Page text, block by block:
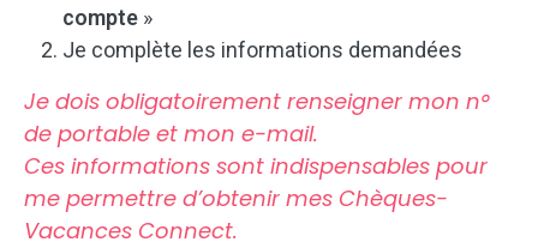
compte »
Je complète les informations demandées
Je dois obligatoirement renseigner mon n°
de portable et mon e-mail.
Ces informations sont indispensables pour
me permettre d’obtenir mes Chèques-
Vacances Connect.